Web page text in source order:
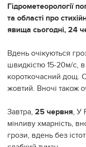
Гідрометеорології
та області про
явища сьогодні, 24
Вдень очікуються
швидкістю 15-20м/с,
короткочасний дощ.
жовтий. Вночі також
Завтра, 25 червня, У
мінливу хмарність,
грози, вдень без